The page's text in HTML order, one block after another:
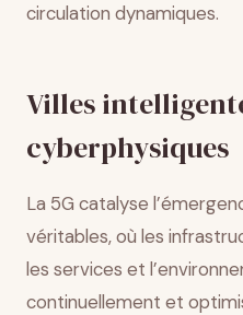
circulation dynamiques.
Villes
cyberphysiques
La 5G catalyse
véritables, où les
les services et
continuellement et